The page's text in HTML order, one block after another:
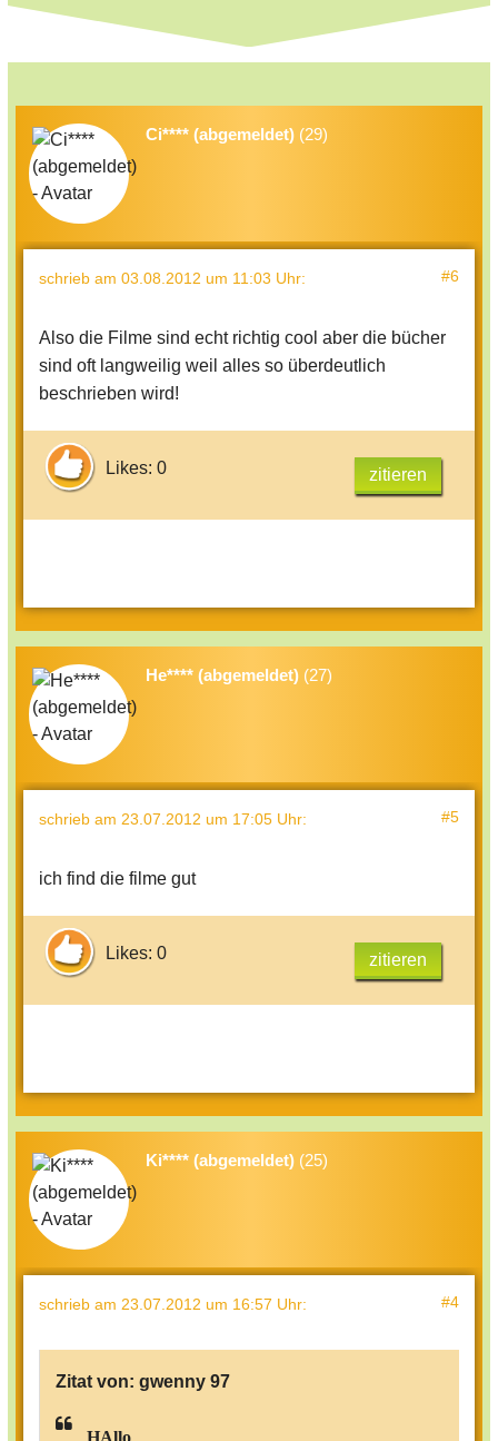
Ci**** (abgemeldet) (29)
schrieb am 03.08.2012 um 11:03 Uhr: #6
Also die Filme sind echt richtig cool aber die bücher
sind oft langweilig weil alles so überdeutlich
beschrieben wird!
Likes: 0 zitieren
He**** (abgemeldet) (27)
schrieb am 23.07.2012 um 17:05 Uhr: #5
ich find die filme gut
Likes: 0 zitieren
Ki**** (abgemeldet) (25)
schrieb am 23.07.2012 um 16:57 Uhr: #4
Zitat von: gwenny 97